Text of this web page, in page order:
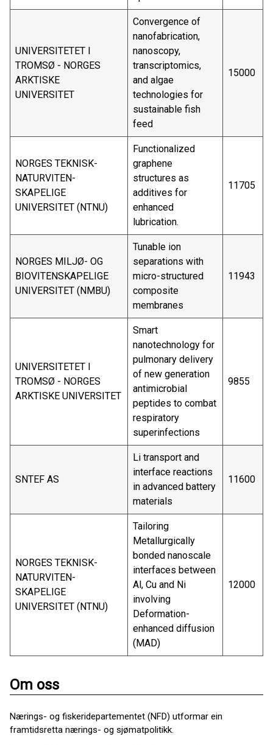
UNIVERSITETET I
TROMSØ - NORGES
ARKTISKE
UNIVERSITET
Convergence of
nanofabrication,
nanoscopy,
transcriptomics,
and algae
technologies for
sustainable fish
feed
15000
NORGES TEKNISK-
NATURVITEN-
SKAPELIGE
UNIVERSITET (NTNU)
Functionalized
graphene
structures as
additives for
enhanced
lubrication.
11705
NORGES MILJØ- OG
BIOVITENSKAPELIGE
UNIVERSITET (NMBU)
Tunable ion
separations with
micro-structured
composite
membranes
11943
UNIVERSITETET I
TROMSØ - NORGES
ARKTISKE UNIVERSITET
Smart
nanotechnology for
pulmonary delivery
of new generation
antimicrobial
peptides to combat
respiratory
superinfections
9855
SNTEF AS
Li transport and
interface reactions
in advanced battery
materials
11600
NORGES TEKNISK-
NATURVITEN-
SKAPELIGE
UNIVERSITET (NTNU)
Tailoring
Metallurgically
bonded nanoscale
interfaces between
Al, Cu and Ni
involving
Deformation-
enhanced diffusion
(MAD)
12000
Om oss
Nærings- og fiskeridepartementet (NFD) utformar ein
framtidsretta nærings- og sjømatpolitikk.